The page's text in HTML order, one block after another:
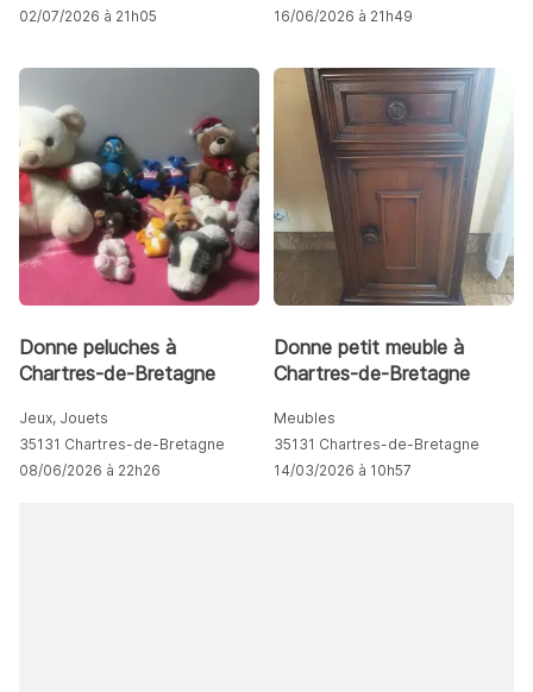
02/07/2026 à 21h05
16/06/2026 à 21h49
Donne peluches à
Chartres-de-Bretagne
Jeux, Jouets
35131 Chartres-de-Bretagne
08/06/2026 à 22h26
Donne petit meuble à
Chartres-de-Bretagne
Meubles
35131 Chartres-de-Bretagne
14/03/2026 à 10h57